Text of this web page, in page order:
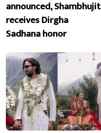
announced, Shambhujit
receives Dirgha
Sadhana honor